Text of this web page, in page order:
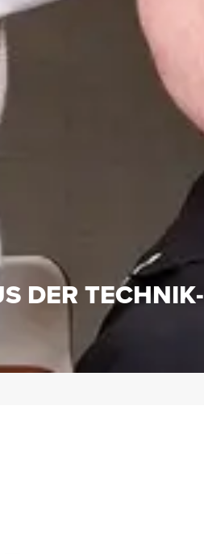
DER TECHNIK-